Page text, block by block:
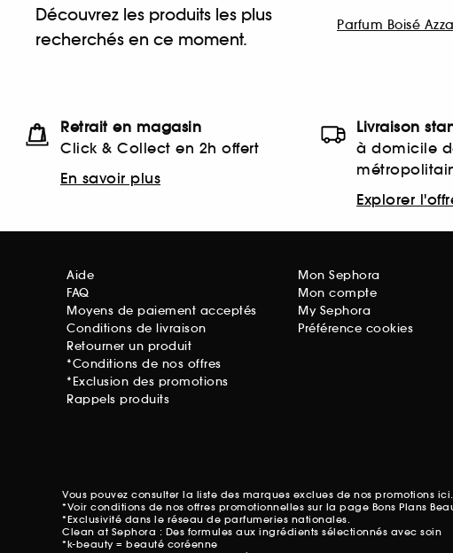
Découvrez les produits les plus
recherchés en ce moment.
Parfum Boisé
Retrait en magasin
Click & Collect en 2h offert
En savoir plus
Livraison
à domicile
Explorer
Aide
FAQ
Moyens de paiement acceptés
Conditions de livraison
Retourner un produit
*Conditions de nos offres
*Exclusion des promotions
Rappels produits
Mon Sephora
Mon compte
My Sephora
Préférence cookies
Vous pouvez consulter la liste des marques exclues de nos promotions ici.
*Voir conditions de nos offres promotionnelles sur la page Bons Plans
*Exclusivité dans le réseau de parfumeries nationales.
Clean at Sephora : Des formules aux ingrédients sélectionnés avec soin
*k-beauty = beauté coréenne